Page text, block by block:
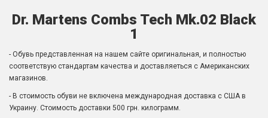
Dr. Martens Combs Tech Mk.02 Black
1
- Обувь представленная на нашем сайте оригинальная, и полностью
соответствую стандартам качества и доставляеться с Американских
магазинов.
- В стоимость обуви не включена международная доставка с США в
Украину. Стоимость доставки 500 грн. килограмм.